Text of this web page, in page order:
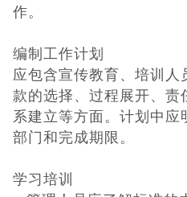
CE认证
UKCA认证
欧盟CE认证
CE认证常见问
题3C认证
作。
编制工作计划
应包含宣传教育、培训人
款的选择、过程展开、责
系建立等方面。计划中应
部门和完成期限。
学习培训